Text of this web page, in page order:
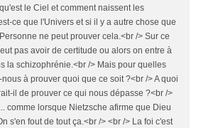
le Ciel et comment naissent les
ce que l'Univers et si il y a autre chose que
ne peut prouver cela.<br /> Sur ce
pas avoir de certitude ou alors on entre à
la schizophrénie.<br /> Mais pour quelles
à prouver quoi que ce soit ?<br /> A quoi
il de prouver ce qui nous dépasse ?<br />
comme lorsque Nietzsche afirme que Dieu
s'en fout de tout ça.<br /> <br /> La foi c'est